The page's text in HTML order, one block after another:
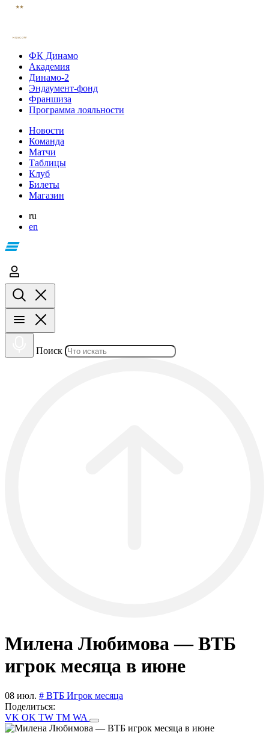
ФК Динамо
Академия
Динамо-2
Эндаумент-фонд
Франшиза
Программа лояльности
Новости
Команда
Матчи
Таблицы
Клуб
Билеты
Магазин
ru
en
Поиск
Милена Любимова — ВТБ
игрок месяца в июне
08 июл. # ВТБ Игрок месяца
Поделиться:
VK OK TW TM WA